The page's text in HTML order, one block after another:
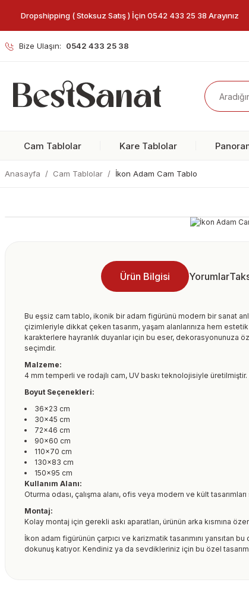
Dropshipping ( Stoksuz Satış ) İçin 0542 433 25 38 Arayınız
Bize Ulaşın: 0542 433 25 38
Cam Tablolar Kare Tablolar
Anasayfa Cam Tablolar İkon Adam Cam Tablo
Ürün Bilgisi Yorumlar
Bu eşsiz cam tablo, ikonik bir adam figürünü modern bir sanat
çizimleriyle dikkat çeken tasarım, yaşam alanlarınıza hem
karakterlere hayranlık duyanlar için bu eser, dekorasyonunuza
seçimdir.
Malzeme:
4 mm temperli ve rodajlı cam, UV baskı teknolojisiyle
Boyut Seçenekleri:
36×23 cm
30×45 cm
72×46 cm
90×60 cm
110×70 cm
130×83 cm
150×95 cm
Kullanım Alanı:
Oturma odası, çalışma alanı, ofis veya modern ve kült
Montaj:
Kolay montaj için gerekli askı aparatları, ürünün arka kısmına
İkon adam figürünün çarpıcı ve karizmatik tasarımını yansıtan
dokunuş katıyor. Kendiniz ya da sevdikleriniz için bu özel